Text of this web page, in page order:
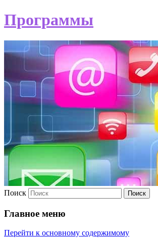
Программы
Поиск
Главное меню
Перейти к основному содержимому